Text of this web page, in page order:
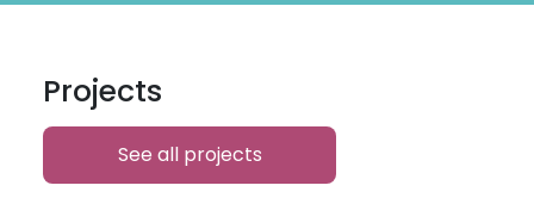
Projects
See all projects